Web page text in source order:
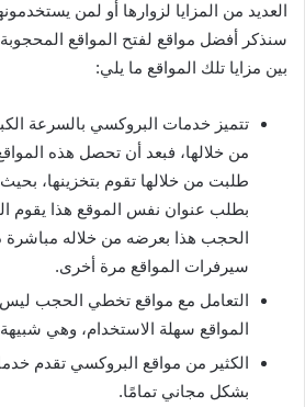
العديد من المزايا لزوارها أو لمن
بين مزايا تلك المواقع ما يلي:
تتميز خدمات البروكسي بالسرعة
من خلالها، فبعد أن تحصل هذه
طلبت من خلالها تقوم بتخزينها،
بطلب عنوان نفس الموقع هذا يقوم
الحجب هذا بعرضه من خلاله مباشرة
سيرفرات المواقع مرة أخرى.
التعامل مع مواقع تخطي الحجب
المواقع سهلة الاستخدام، وهي
الكثير من مواقع البروكسي تقدم
بشكل مجاني تمامًا.